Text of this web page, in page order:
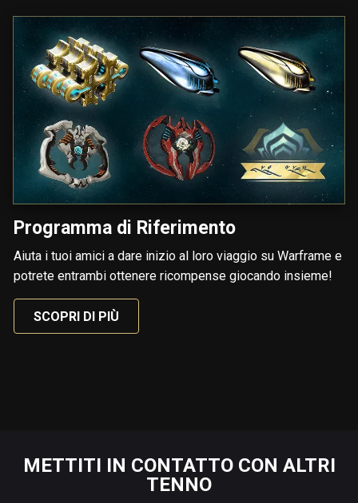
Programma di Riferimento
Aiuta i tuoi amici a dare inizio al loro viaggio su Warframe e
potrete entrambi ottenere ricompense giocando insieme!
SCOPRI DI PIÙ
METTITI IN CONTATTO CON ALTRI
TENNO